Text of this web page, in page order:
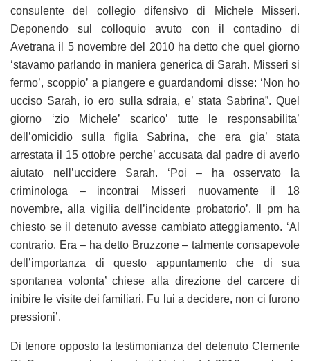
consulente del collegio difensivo di Michele Misseri.
Deponendo sul colloquio avuto con il contadino di
Avetrana il 5 novembre del 2010 ha detto che quel giorno
‘stavamo parlando in maniera generica di Sarah. Misseri si
fermo’, scoppio’ a piangere e guardandomi disse: ‘Non ho
ucciso Sarah, io ero sulla sdraia, e’ stata Sabrina”. Quel
giorno ‘zio Michele’ scarico’ tutte le responsabilita’
dell’omicidio sulla figlia Sabrina, che era gia’ stata
arrestata il 15 ottobre perche’ accusata dal padre di averlo
aiutato nell’uccidere Sarah. ‘Poi – ha osservato la
criminologa – incontrai Misseri nuovamente il 18
novembre, alla vigilia dell’incidente probatorio’. Il pm ha
chiesto se il detenuto avesse cambiato atteggiamento. ‘Al
contrario. Era – ha detto Bruzzone – talmente consapevole
dell’importanza di questo appuntamento che di sua
spontanea volonta’ chiese alla direzione del carcere di
inibire le visite dei familiari. Fu lui a decidere, non ci furono
pressioni’.
Di tenore opposto la testimonianza del detenuto Clemente